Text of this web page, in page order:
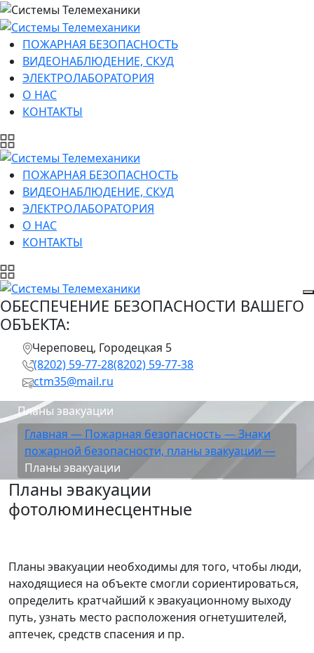
ПОЖАРНАЯ БЕЗОПАСНОСТЬ
ВИДЕОНАБЛЮДЕНИЕ, СКУД
ЭЛЕКТРОЛАБОРАТОРИЯ
О НАС
КОНТАКТЫ
ПОЖАРНАЯ БЕЗОПАСНОСТЬ
ВИДЕОНАБЛЮДЕНИЕ, СКУД
ЭЛЕКТРОЛАБОРАТОРИЯ
О НАС
КОНТАКТЫ
ОБЕСПЕЧЕНИЕ БЕЗОПАСНОСТИ ВАШЕГО
ОБЪЕКТА:
Череповец, Городецкая 5
(8202) 59-77-28(8202) 59-77-38
ctm35@mail.ru
Планы эвакуации
Главная — Пожарная безопасность —Знаки
пожарной безопасности, планы эвакуации —
Планы эвакуации
Планы эвакуации
фотолюминесцентные
Планы эвакуации необходимы для того, чтобы люди,
находящиеся на объекте смогли сориентироваться,
определить кратчайший к эвакуационному выходу
путь, узнать место расположения огнетушителей,
аптечек, средств спасения и пр.